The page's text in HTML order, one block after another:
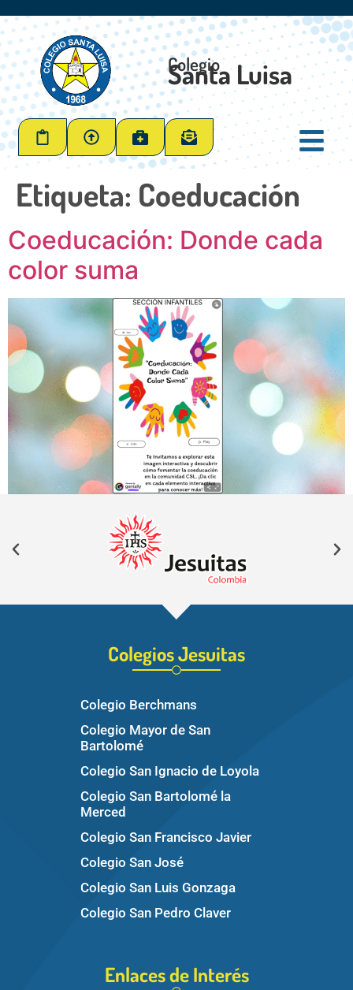
Colegio
Santa Luisa
Etiqueta: Coeducación
Coeducación: Donde cada
color suma
Colegios Jesuitas
Colegio Berchmans
Colegio Mayor de San
Bartolomé
Colegio San Ignacio de Loyola
Colegio San Bartolomé la
Merced
Colegio San Francisco Javier
Colegio San José
Colegio San Luis Gonzaga
Colegio San Pedro Claver
Enlaces de Interés